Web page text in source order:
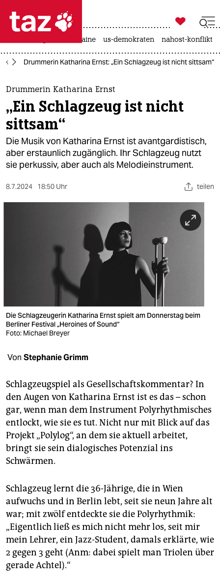
 taz zahl ich
taz zahl ich
themen
politik
öko
gesellschaft
sport
verlag
veranstaltungen
fragen & hilfe
unterstützen
genossenschaft
epaper login

taz zahl ich
krieg in der ukraine us-demokraten nahost-konflikt
Drummerin Katharina Ernst: „Ein Schlagzeug ist nicht sittsam“
Drummerin Katharina Ernst
„Ein Schlagzeug ist nicht
sittsam“
Die Musik von Katharina Ernst ist avantgardistisch,
aber erstaunlich zugänglich. Ihr Schlagzeug nutzt
sie perkussiv, aber auch als Melodieinstrument.
8.7.2024 18:50 Uhr teilen
Die Schlagzeugerin Katharina Ernst spielt am Donnerstag beim
Berliner Festival „Heroines of Sound“
Foto: Michael Breyer
Von Stephanie Grimm
Schlagzeugspiel als Gesellschaftskommentar? In
den Augen von Katharina Ernst ist es das – schon
gar, wenn man dem Instrument Polyrhythmisches
entlockt, wie sie es tut. Nicht nur mit Blick auf das
Projekt „Polylog“, an dem sie aktuell arbeitet,
bringt sie sein dialogisches Potenzial ins
Schwärmen.
Schlagzeug lernt die 36-Jährige, die in Wien
aufwuchs und in Berlin lebt, seit sie neun Jahre alt
war; mit zwölf entdeckte sie die Polyrhythmik:
„Eigentlich ließ es mich nicht mehr los, seit mir
mein Lehrer, ein Jazz-Student, damals erklärte, wie
2 gegen 3 geht (Anm: dabei spielt man Triolen über
gerade Achtel).“